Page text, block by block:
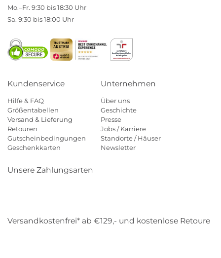
Mo.–Fr. 9:30 bis 18:30 Uhr
Sa. 9:30 bis 18:00 Uhr
Kundenservice
Hilfe & FAQ
Größentabellen
Versand & Lieferung
Retouren
Gutscheinbedingungen
Geschenkkarten
Unternehmen
Über uns
Geschichte
Presse
Jobs / Karriere
Standorte / Häuser
Newsletter
Unsere Zahlungsarten
Versandkostenfrei* ab €129,- und kostenlose Retoure